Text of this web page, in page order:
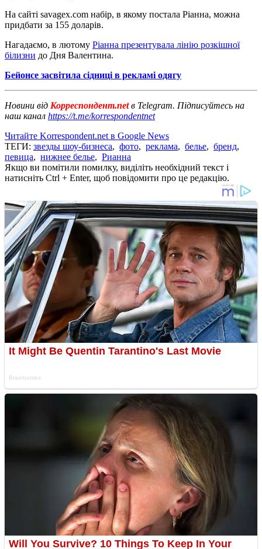
На сайті savagex.com набір, в якому постала Ріанна, можна
придбати за 155 доларів.
Нагадаємо, в лютому Ріанна презентувала лінію розкішної
білизни до Дня Валентина.
Бейонсе засвітила сідниці в рекламі одягу
Новини від Корреспондент.netв Telegram. Підписуйтесь на
наш канал https://t.me/korrespondentnet
Читайте Korrespondent.net в Google News
ТЕГИ: звезды шоу-бизнеса, фото, реклама, белье, бренд,
певица, нижнее белье, Рианна
Якщо ви помітили помилку, виділіть необхідний текст і
натисніть Ctrl + Enter, щоб повідомити про це редакцію.